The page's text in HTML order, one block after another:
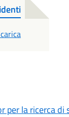
per la ricerca